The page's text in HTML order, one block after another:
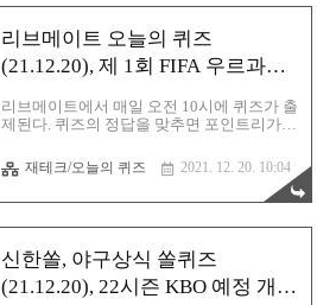
프로젝트 토큰에 대한 조기 접근성으로 인해
최근 MEXC와 MX토큰에 대한 관심도 높아
지고 있다. MEXC 거래소에서는 현재 친구초
대 이벤트도 진행하고 있는데, 초대한 친구
가 현물 거래량 2000테더 이상일때 초대인과
초대받은 사람 모두에게 10MX 토큰(약
26,000원 상당)이 지급된다. 그외에도 다양
한 이벤트를 진행하고 있다. 텔레그램 MEXC
리브메이트 오늘의 퀴즈
(21.12.20), 제 1회 FIFA 우르과이
리브메이트에서 매일 오전 10시에 퀴즈가 출
제된다. 퀴즈의 정답을 맞추면 포인트리가
다. 한번 밖에 기회가 없으니 정답을 정확하
게 확인하고 제출을 해야 한다. 적립된 포인
트리는 유효기간은 5년으로, 유효기간이 지
적립된 유효기간도 길고 활용할 방법이 많아
서 유용한 포인트다. 포인트리는 현금화 할
수 있다는 장점이 있다. 가장 간편한 방법은
KB국민은행의 본인계좌로 포인트리를 입금
재테크/오늘의 퀴즈 2021. 12. 20. 10:04
신한쏠, 야구상식 쏠퀴즈
(21.12.20), 22시즌 KBO 예정 개막